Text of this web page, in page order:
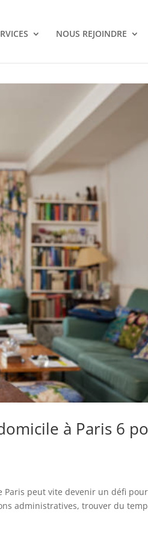
NOUS REJOINDRE
à Paris 6
Paris peut vite devenir un défi
administratives, trouver du